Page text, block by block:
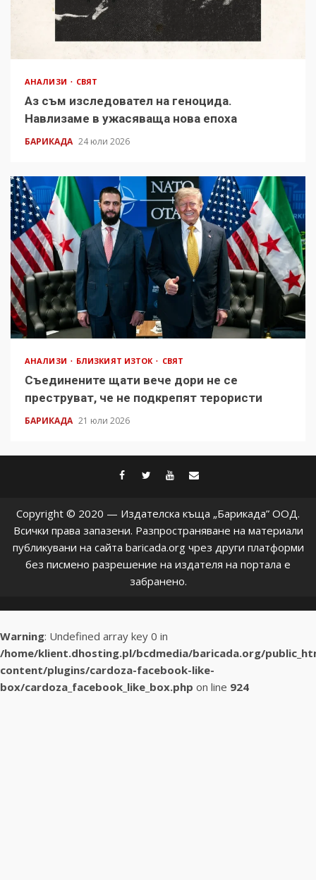
АНАЛИЗИ СВЯТ
Аз съм изследовател на геноцида.
Навлизаме в ужасяваща нова епоха
БАРИКАДА 24 юли 2026
АНАЛИЗИ БЛИЗКИЯТ ИЗТОК СВЯТ
Съединените щати вече дори не се
преструват, че не подкрепят терористи
БАРИКАДА 21 юли 2026
facebook
twitter
youtube
Copyright © 2020 — Издателска къща „Барикада” ООД.
Всички права запазени. Разпространяване на материали
публикувани на сайта baricada.org чрез други платформи
без писмено разрешение на издателя на портала е
забранено.
Warning: Undefined array key 0 in
/home/klient.dhosting.pl/bcdmedia/baricada.org/
content/plugins/cardoza-facebook-like-
box/cardoza_facebook_like_box.php on line 924